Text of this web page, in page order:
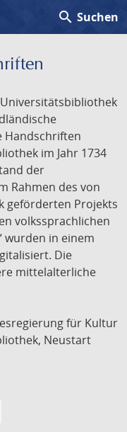
search Suchen
Handschriften
im Jahr 1734
der
Rahmen des von
geförderten Projekts
volkssprachlichen
wurden in einem
Die
mittelalterliche
für Kultur
Neustart